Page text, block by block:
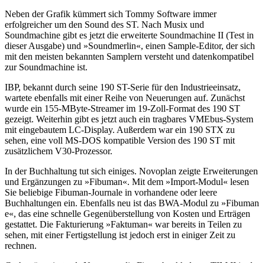
Neben der Grafik kümmert sich Tommy Software immer
erfolgreicher um den Sound des ST. Nach Musix und
Soundmachine gibt es jetzt die erweiterte Soundmachine II (Test in
dieser Ausgabe) und »Soundmerlin«, einen Sample-Editor, der sich
mit den meisten bekannten Samplern versteht und datenkompatibel
zur Soundmachine ist.
IBP, bekannt durch seine 190 ST-Serie für den Industrieeinsatz,
wartete ebenfalls mit einer Reihe von Neuerungen auf. Zunächst
wurde ein 155-MByte-Streamer im 19-Zoll-Format des 190 ST
gezeigt. Weiterhin gibt es jetzt auch ein tragbares VMEbus-System
mit eingebautem LC-Display. Außerdem war ein 190 STX zu
sehen, eine voll MS-DOS kompatible Version des 190 ST mit
zusätzlichem V30-Prozessor.
In der Buchhaltung tut sich einiges. Novoplan zeigte Erweiterungen
und Ergänzungen zu »Fibuman«. Mit dem »Import-Modul« lesen
Sie beliebige Fibuman-Journale in vorhandene oder leere
Buchhaltungen ein. Ebenfalls neu ist das BWA-Modul zu »Fibuman
e«, das eine schnelle Gegenüberstellung von Kosten und Erträgen
gestattet. Die Fakturierung »Faktuman« war bereits in Teilen zu
sehen, mit einer Fertigstellung ist jedoch erst in einiger Zeit zu
rechnen.